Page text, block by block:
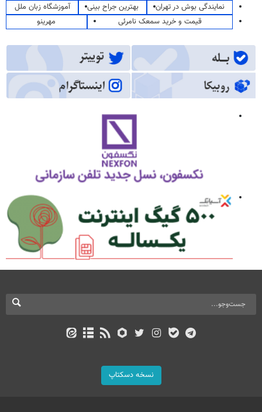
نمایندگی بوش در تهران
بهترین جراح بینی
آموزشگاه زبان ملل
قیمت و خرید سمعک نامرئی
مهرینو
نسخه دسکتاپ